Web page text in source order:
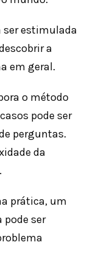
ser estimulada
a
em geral.
o método
pode ser
perguntas.
da
prática, um
pode ser